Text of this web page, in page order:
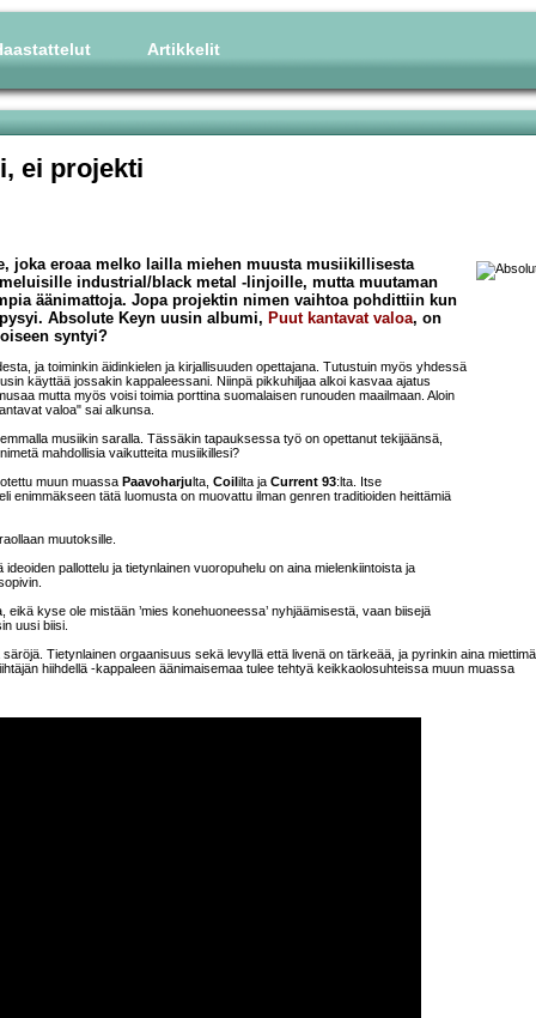
Artikkelit
ei projekti
eroaa melko lailla miehen muusta musiikillisesta
industrial/black metal -linjoille, mutta muutaman
äänimattoja. Jopa projektin nimen vaihtoa pohdittiin kun
Absolute Keyn uusin albumi, Puut kantavat valoa, on
syntyi?
ja toiminkin äidinkielen ja kirjallisuuden opettajana. Tutustuin myös yhdessä
käyttää jossakin kappaleessani. Niinpä pikkuhiljaa alkoi kasvaa ajatus
mutta myös voisi toimia porttina suomalaisen runouden maailmaan. Aloin
valoa" sai alkunsa.
musiikin saralla. Tässäkin tapauksessa työ on opettanut tekijäänsä,
mahdollisia vaikutteita musiikillesi?
muun muassa Paavoharju lta, Coil ilta ja Current 93:lta. Itse
enimmäkseen tätä luomusta on muovattu ilman genren traditioiden heittämiä
muutoksille.
pallottelu ja tietynlainen vuoropuhelu on aina mielenkiintoista ja
kyse ole mistään ’mies konehuoneessa’ nyhjäämisestä, vaan biisejä
uusi biisi.
Tietynlainen orgaanisuus sekä levyllä että livenä on tärkeää, ja pyrinkin aina
hiihdellä -kappaleen äänimaisemaa tulee tehtyä keikkaolosuhteissa muun muassa